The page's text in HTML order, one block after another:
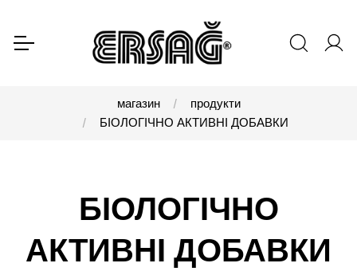
магазин
продукти
БІОЛОГІЧНО АКТИВНІ ДОБАВКИ
БІОЛОГІЧНО
АКТИВНІ ДОБАВКИ